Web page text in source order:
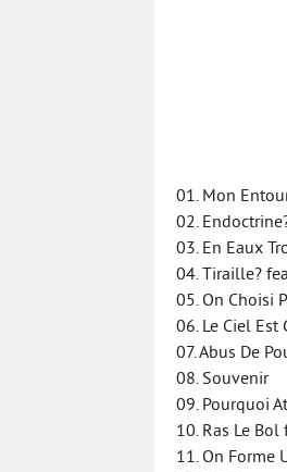
01. Mon
02.
03. En Eaux
04. Tiraille?
05. On Choisi
06. Le Ciel Est
07. Abus De
08. Souvenir
09. Pourquoi
10. Ras Le
11. On Forme